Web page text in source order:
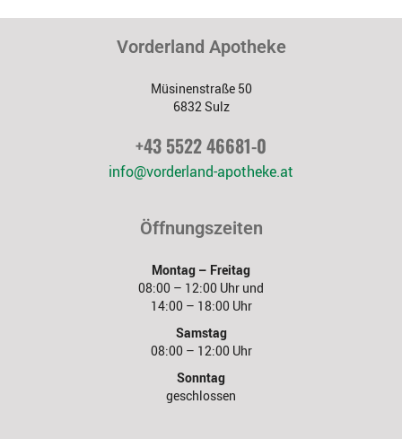
Vorderland Apotheke
Müsinenstraße 50
6832 Sulz
+43 5522 46681-0
info@vorderland-apotheke.at
Öffnungszeiten
Montag – Freitag
08:00 – 12:00 Uhr und
14:00 – 18:00 Uhr
Samstag
08:00 – 12:00 Uhr
Sonntag
geschlossen